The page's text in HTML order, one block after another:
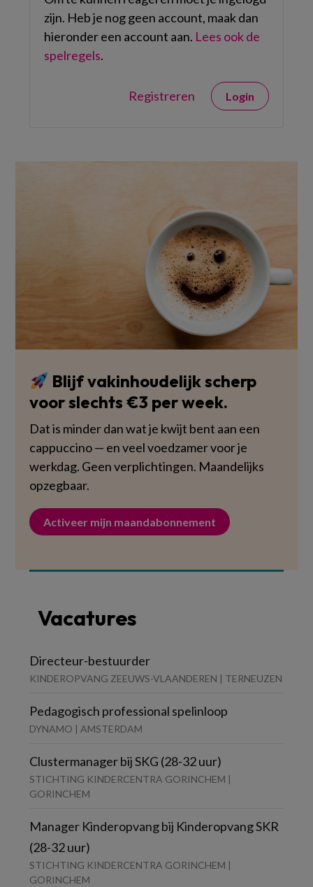
zijn. Heb je nog geen account, maak dan
hieronder een account aan. Lees ook de
spelregels.
Registreren Login
Blijf vakinhoudelijk scherp
voor slechts €3 per week.
Dat is minder dan wat je kwijt bent aan een
cappuccino — en veel voedzamer voor je
werkdag. Geen verplichtingen. Maandelijks
opzegbaar.
Activeer mijn maandabonnement
Vacatures
Directeur-bestuurder
KINDEROPVANG ZEEUWS-VLAANDEREN | TERNEUZEN
Pedagogisch professional spelinloop
DYNAMO | AMSTERDAM
Clustermanager bij SKG (28-32 uur)
STICHTING KINDERCENTRA GORINCHEM |
GORINCHEM
Manager Kinderopvang bij Kinderopvang SKR
(28-32 uur)
STICHTING KINDERCENTRA GORINCHEM |
GORINCHEM